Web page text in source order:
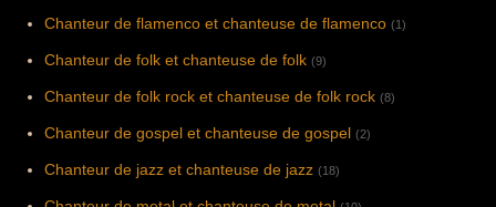
Chanteur de flamenco et chanteuse de flamenco (1)
Chanteur de folk et chanteuse de folk (9)
Chanteur de folk rock et chanteuse de folk rock (8)
Chanteur de gospel et chanteuse de gospel (2)
Chanteur de jazz et chanteuse de jazz (18)